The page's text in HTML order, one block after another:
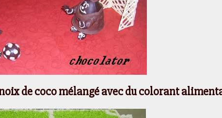
de coco mélangé avec du colorant